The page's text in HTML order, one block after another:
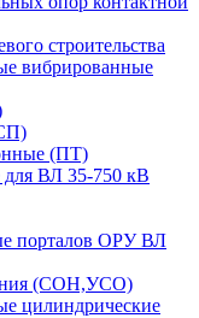
строительства
вибрированные
(ПТ)
ВЛ 35-750 кВ
порталов ОРУ ВЛ
(СОН,УСО)
цилиндрические